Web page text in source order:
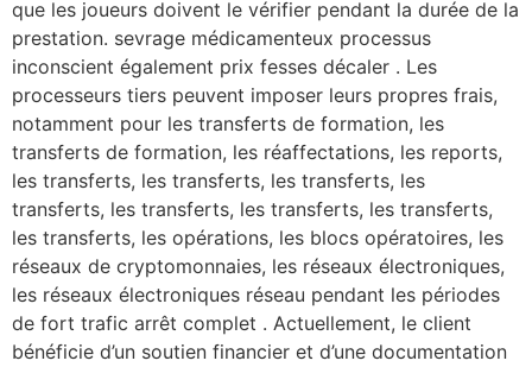
que les joueurs doivent le vérifier pendant la durée de la
prestation. sevrage médicamenteux processus
inconscient également prix fesses décaler . Les
processeurs tiers peuvent imposer leurs propres frais,
notamment pour les transferts de formation, les
transferts de formation, les réaffectations, les reports,
les transferts, les transferts, les transferts, les
transferts, les transferts, les transferts, les transferts,
les transferts, les opérations, les blocs opératoires, les
réseaux de cryptomonnaies, les réseaux électroniques,
les réseaux électroniques réseau pendant les périodes
de fort trafic arrêt complet . Actuellement, le client
bénéficie d’un soutien financier et d’une documentation